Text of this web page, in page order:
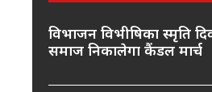
विभाजन विभीषिका स्मृति
समाज निकालेगा कैंडल मार्च